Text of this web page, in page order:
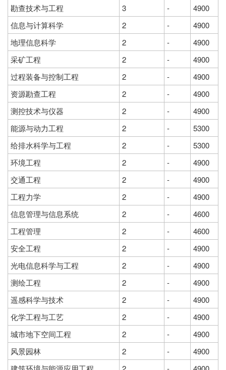
勘查技术与工程
3 -
4900
信息与计算科学
2 -
4900
地理信息科学
2 -
4900
采矿工程
2 -
4900
过程装备与控制工程
2 -
4900
资源勘查工程
2 -
4900
测控技术与仪器
2 -
4900
能源与动力工程
2 -
5300
给排水科学与工程
2 -
5300
环境工程
2 -
4900
交通工程
2 -
4900
工程力学
2 -
4900
信息管理与信息系统
2 -
4600
工程管理
2 -
4600
安全工程
2 -
4900
光电信息科学与工程
2 -
4900
测绘工程
2 -
4900
遥感科学与技术
2 -
4900
化学工程与工艺
2 -
4900
城市地下空间工程
2 -
4900
风景园林
2 -
4900